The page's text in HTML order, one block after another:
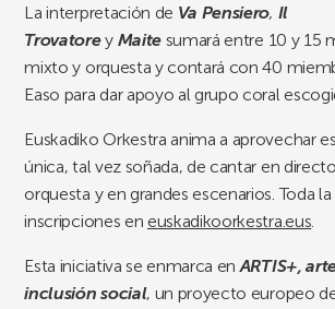
La interpretación de Va Pensiero, Il
Trovatorey Maite sumará entre 10 y 15
mixto y orquesta y contará con 40
Easo para dar apoyo al grupo coral
Euskadiko Orkestra anima a aprovechar
única, tal vez soñada, de cantar en
orquesta y en grandes escenarios. Toda
inscripciones en euskadikoorkestra.eus.
Esta iniciativa se enmarca enARTIS+,
inclusión social, un proyecto europeo